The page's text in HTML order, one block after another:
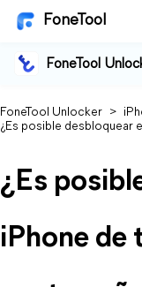
FoneTool
FoneTool
FoneTool Unlocker >
¿Es posible desbloquear
¿Es
iPhone de